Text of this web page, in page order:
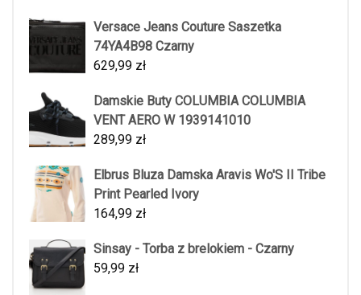
Versace Jeans Couture Saszetka
74YA4B98 Czarny
629,99 zł
Damskie Buty COLUMBIA COLUMBIA
VENT AERO W 1939141010
289,99 zł
Elbrus Bluza Damska Aravis Wo'S II Tribe
Print Pearled Ivory
164,99 zł
Sinsay - Torba z brelokiem - Czarny
59,99 zł